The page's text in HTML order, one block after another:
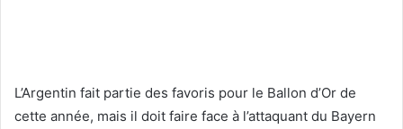
L’Argentin fait partie des favoris pour le Ballon d’Or de
cette année, mais il doit faire face à l’attaquant du Bayern